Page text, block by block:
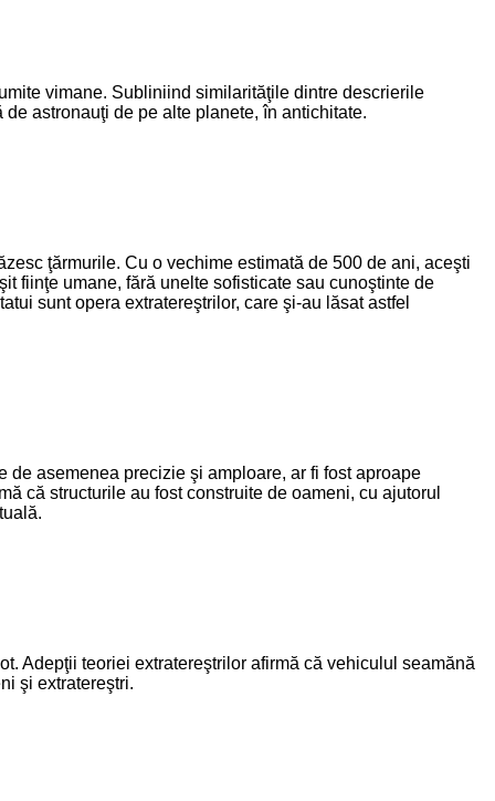
vimane. Subliniind similarităţile dintre descrierile
astronauţi de pe alte planete, în antichitate.
ţărmurile. Cu o vechime estimată de 500 de ani, aceşti
fiinţe umane, fără unelte sofisticate sau cunoştinte de
sunt opera extratereştrilor, care şi-au lăsat astfel
asemenea precizie şi amploare, ar fi fost aproape
că structurile au fost construite de oameni, cu ajutorul
Adepţii teoriei extratereştrilor afirmă că vehiculul seamănă
şi extratereştri.